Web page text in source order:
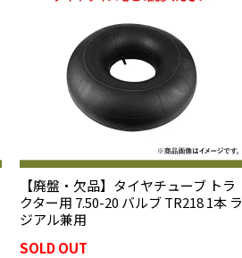
【廃盤・欠品】タイヤチューブ トラ
クター用 7.50-20 バルブ TR218 1本 ラ
ジアル兼用
SOLD OUT